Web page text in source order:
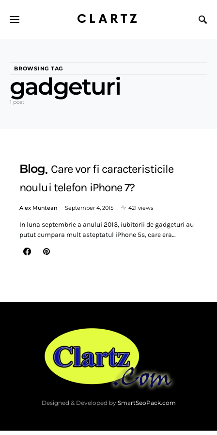
CLARTZ
BROWSING TAG
gadgeturi
1 post
Blog Care vor fi caracteristicile
noului telefon iPhone 7?
Alex Muntean September 4, 2015 421 views
In luna septembrie a anului 2013, iubitorii de gadgeturi au
putut cumpara mult asteptatul iPhone 5s, care era…
Designed & Developed by SmartSeoPack.com